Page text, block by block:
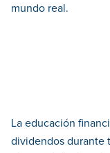
mundo real.
La educación
dividendos durante